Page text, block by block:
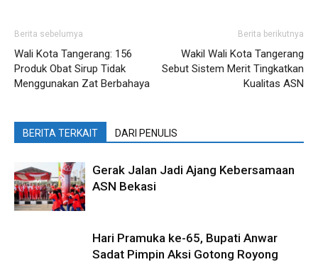
Berita sebelumya
Wali Kota Tangerang: 156
Produk Obat Sirup Tidak
Menggunakan Zat Berbahaya
Berita berikutnya
Wakil Wali Kota Tangerang
Sebut Sistem Merit Tingkatkan
Kualitas ASN
BERITA TERKAIT DARI PENULIS
Gerak Jalan Jadi Ajang Kebersamaan
ASN Bekasi
Hari Pramuka ke-65, Bupati Anwar
Sadat Pimpin Aksi Gotong Royong